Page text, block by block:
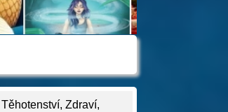
Těhotenství, Zdraví,